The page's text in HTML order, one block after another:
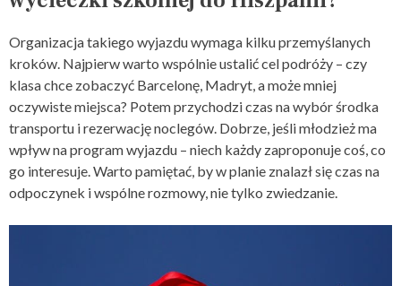
Organizacja takiego wyjazdu wymaga kilku przemyślanych
kroków. Najpierw warto wspólnie ustalić cel podróży – czy
klasa chce zobaczyć Barcelonę, Madryt, a może mniej
oczywiste miejsca? Potem przychodzi czas na wybór środka
transportu i rezerwację noclegów. Dobrze, jeśli młodzież ma
wpływ na program wyjazdu – niech każdy zaproponuje coś, co
go interesuje. Warto pamiętać, by w planie znalazł się czas na
odpoczynek i wspólne rozmowy, nie tylko zwiedzanie.